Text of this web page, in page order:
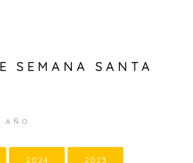
SEMANA SANTA
2024 2023